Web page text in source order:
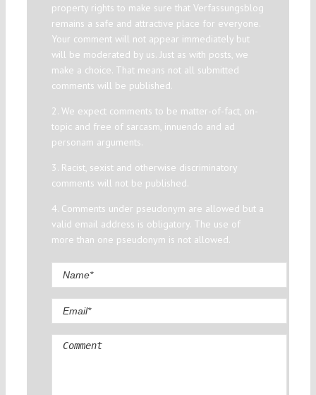
property rights to make sure that Verfassungsblog
remains a safe and attractive place for everyone.
Your comment will not appear immediately but
will be moderated by us. Just as with posts, we
make a choice. That means not all submitted
comments will be published.
2. We expect comments to be matter-of-fact, on-
topic and free of sarcasm, innuendo and ad
personam arguments.
3. Racist, sexist and otherwise discriminatory
comments will not be published.
4. Comments under pseudonym are allowed but a
valid email address is obligatory. The use of
more than one pseudonym is not allowed.
Comment